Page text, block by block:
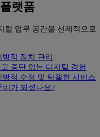
랫폼
털 업무 공간을 선제적으로
방적 장치 관리
중단 없는 디지털 경험
방적 수정 및 탁월한 서비스
비가 되셨나요?